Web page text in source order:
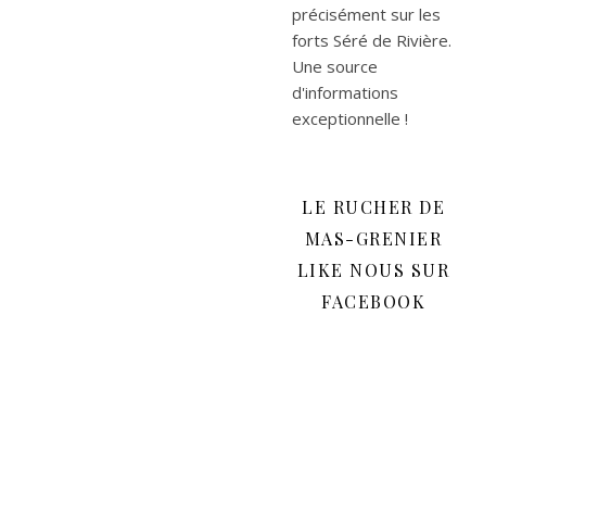
précisément sur les
forts Séré de Rivière.
Une source
d'informations
exceptionnelle !
LE RUCHER DE
MAS-GRENIER
LIKE NOUS SUR
FACEBOOK